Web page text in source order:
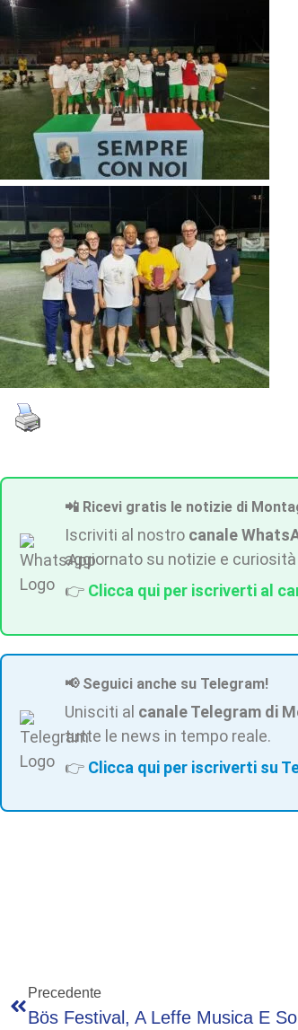
📲 Ricevi gratis le notizie di
Iscriviti al nostro canale
aggiornato su notizie e curiosità
👉 Clicca qui per iscriverti al
📢 Seguici anche su Telegram!
Unisciti al canale Telegram di
tutte le news in tempo reale.
👉 Clicca qui per iscriverti su
Precedente